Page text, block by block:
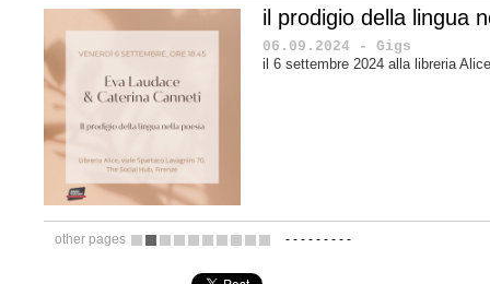
il prodigio della lingua
06.09.2024 - Gigs
il 6 settembre 2024 alla libreria
other pages - - - - - - - - -